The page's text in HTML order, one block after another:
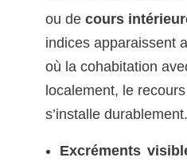
ou decours
indices apparaissent
où la cohabitation
localement, le
s’installe durablement.
Excréments